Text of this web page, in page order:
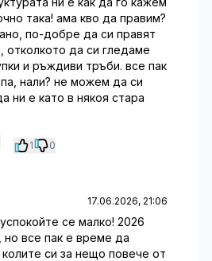
така! ама кво да правим?
по-добре да си правят
отколкото да си гледаме
и ръждиви тръби. все пак
нали? не можем да си
ни е като в някоя стара
1 0
17.06.2026, 21:06
се малко! 2026
но все пак е време да
си за нещо повече от